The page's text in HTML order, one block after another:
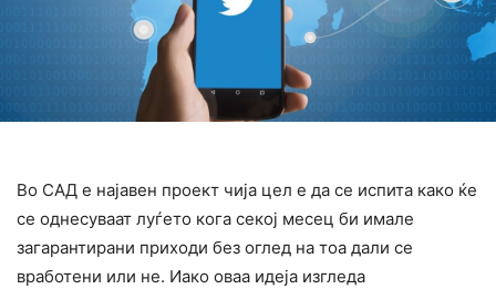
Во САД е најавен проект чија цел е да се испита како ќе
се однесуваат луѓето кога секој месец би имале
загарантирани приходи без оглед на тоа дали се
вработени или не. Иако оваа идеја изгледа